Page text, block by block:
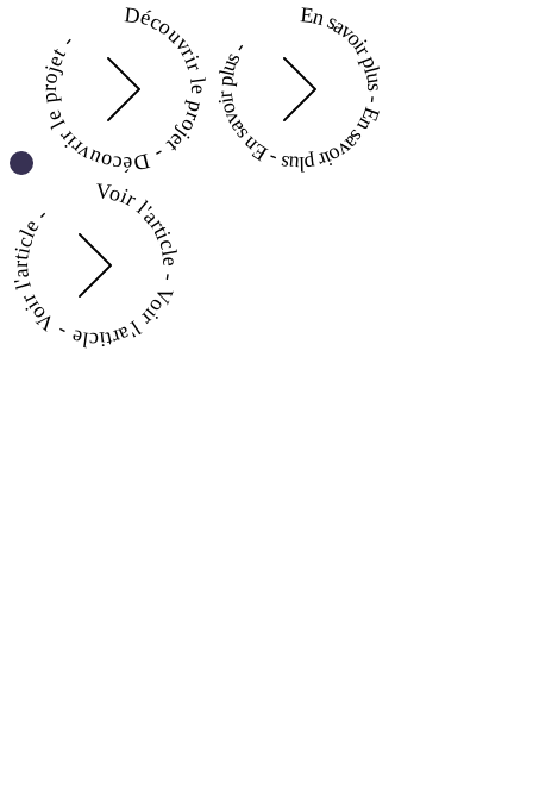
Découvrir le projet - Découvrir le projet -En savoir plus - En savoir plus - En savoir plus -
Voir l'article - Voir l'article - Voir l'article -